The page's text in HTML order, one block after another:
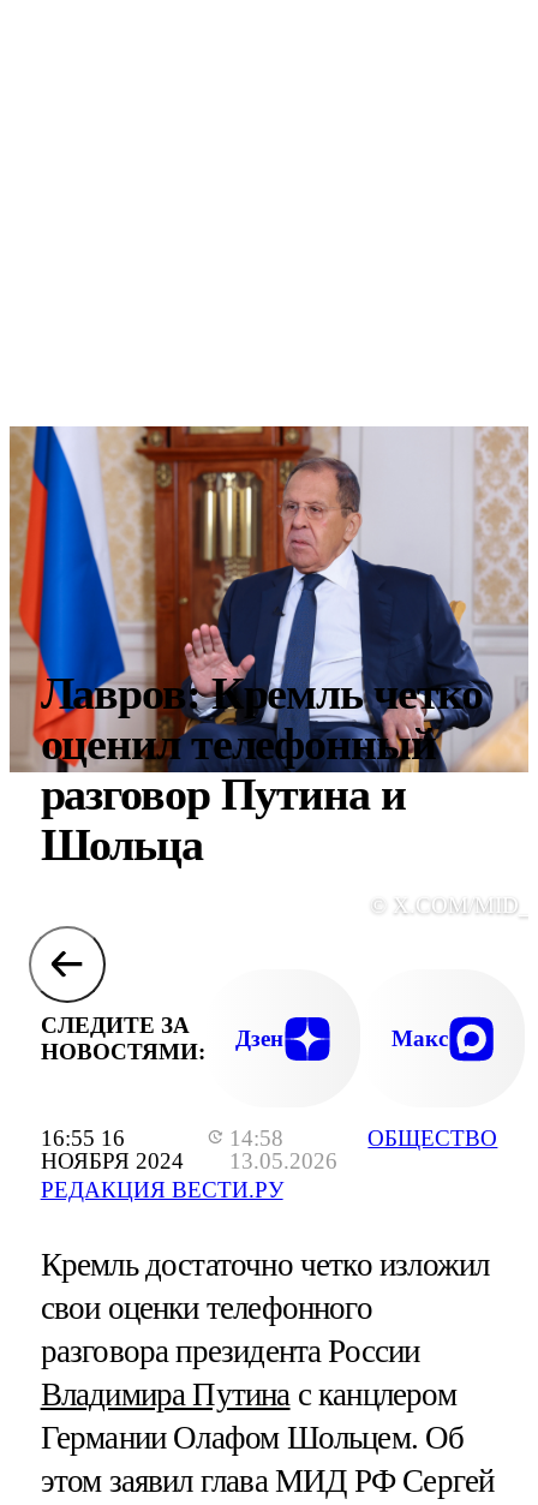
16:55 16
НОЯБРЯ 2024
14:58
13.05.2026
РЕДАКЦИЯ ВЕСТИ.РУ
ОБЩЕСТВО
Лавров: Кремль четко
оценил телефонный
разговор Путина и
Шольца
© X.COM/
СЛЕДИТЕ ЗА
НОВОСТЯМИ:
Дзен Макс
Кремль достаточно четко изложил
свои оценки телефонного
разговора президента России
Владимира Путинас канцлером
Германии Олафом Шольцем. Об
этом заявил глава МИД РФ Сергей